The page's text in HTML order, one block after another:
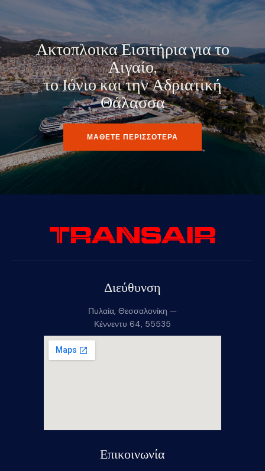
Ακτοπλοικα Εισιτήρια για το
Αιγαίο,
το Ιόνιο και την Αδριατική
Θάλασσα
ΜΑΘΕΤΕ ΠΕΡΙΣΣΟΤΕΡΑ
Διεύθυνση
Πυλαία, Θεσσαλονίκη —
Κέννεντυ 64, 55535
Επικοινωνία